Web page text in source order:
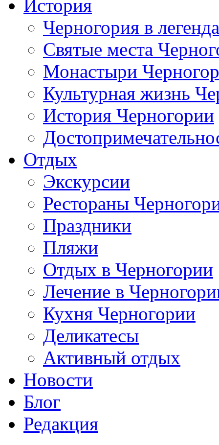
История
Черногория в
Святые места
Монастыри
Культурная жизнь
История Черногории
Отдых
Экскурсии
Рестораны
Праздники
Пляжи
Отдых в Черногории
Лечение в
Кухня Черногории
Деликатесы
Активный отдых
Новости
Блог
Редакция